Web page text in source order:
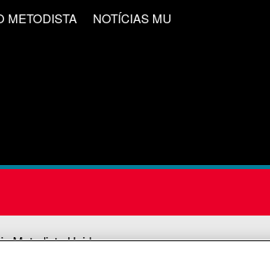
METODISTA NOTÍCIAS MU
Metodista Unida